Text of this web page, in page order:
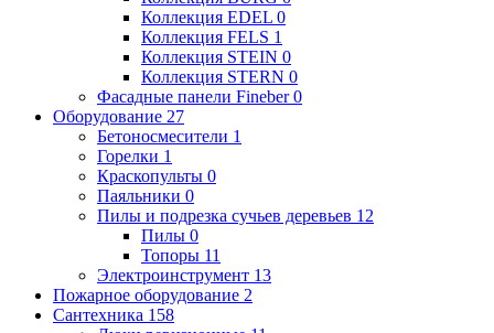
Коллекция EDEL 0
Коллекция FELS 1
Коллекция STEIN 0
Коллекция STERN 0
Фасадные панели Fineber0
Оборудование 27
Бетоносмесители 1
Горелки 1
Краскопульты 0
Паяльники 0
Пилы и подрезка сучьев деревьев 12
Пилы 0
Топоры 11
Электроинструмент 13
Пожарное оборудование 2
Сантехника 158